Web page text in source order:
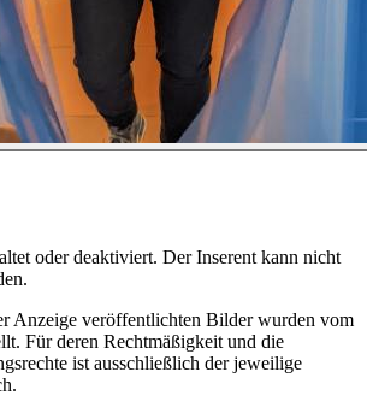
oder deaktiviert. Der Inserent kann nicht
Anzeige veröffentlichten Bilder wurden vom
Für deren Rechtmäßigkeit und die
ist ausschließlich der jeweilige